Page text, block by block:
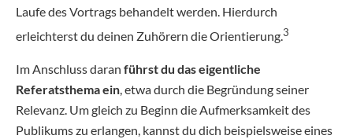
Laufe des Vortrags behandelt werden. Hierdurch
erleichterst du deinen Zuhörern die Orientierung.3
Im Anschluss daran führst du das eigentliche
Referatsthema ein, etwa durch die Begründung seiner
Relevanz. Um gleich zu Beginn die Aufmerksamkeit des
Publikums zu erlangen, kannst du dich beispielsweise eines